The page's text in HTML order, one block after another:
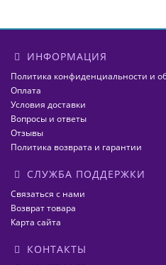
ИНФОРМАЦИЯ
Политика конфиденциальности и
Оплата
Условия доставки
Вопросы и ответы
Отзывы
Политика возврата и гарантии
СЛУЖБА ПОДДЕРЖКИ
Связаться с нами
Возврат товара
Карта сайта
КОНТАКТЫ